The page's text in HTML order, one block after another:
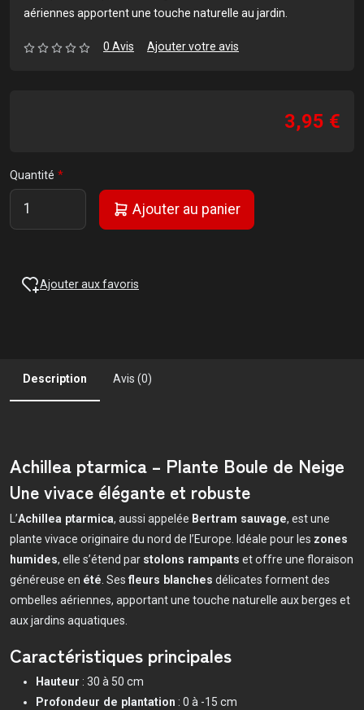
aériennes apportent une touche naturelle au jardin.
0 Avis Ajouter votre avis
3,95 €
Quantité
Ajouter au panier
Ajouter aux favoris
Description Avis (0)
Achillea ptarmica – Plante Boule de Neige
Une vivace élégante et robuste
L’Achillea ptarmica, aussi appelée Bertram sauvage, est une
plante vivace originaire du nord de l’Europe. Idéale pour les zones
humides, elle s’étend par stolons rampants et offre une floraison
généreuse en été. Ses fleurs blanches délicates forment des
ombelles aériennes, apportant une touche naturelle aux berges et
aux jardins aquatiques.
Caractéristiques principales
Hauteur : 30 à 50 cm
Profondeur de plantation : 0 à -15 cm